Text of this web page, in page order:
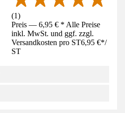
(1)
Preis — 6,95 € * Alle Preise
inkl. MwSt. und ggf. zzgl.
Versandkosten pro ST6,95 €*/
ST